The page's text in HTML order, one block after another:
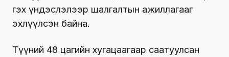
гэх үндэслэлээр шалгалтын ажиллагааг
эхлүүлсэн байна.
Түүний 48 цагийн хугацаагаар саатуулсан